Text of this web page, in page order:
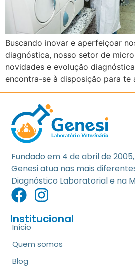
Buscando inovar e aperfeiçoar
diagnóstica, nosso setor de
novidades e evolução
encontra-se à disposição para te
Fundado em 4 de abril de
Genesi atua nas mais
Diagnóstico Laboratorial e na
Institucional
Início
Quem somos
Blog